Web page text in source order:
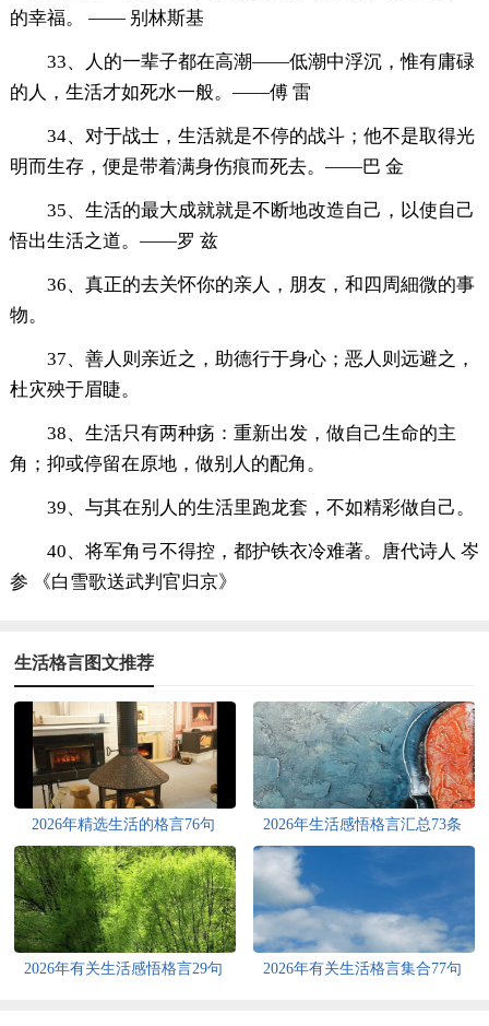
的幸福。 —— 别林斯基
33、人的一辈子都在高潮——低潮中浮沉，惟有庸碌
的人，生活才如死水一般。——傅 雷
34、对于战士，生活就是不停的战斗；他不是取得光
明而生存，便是带着满身伤痕而死去。——巴 金
35、生活的最大成就就是不断地改造自己，以使自己
悟出生活之道。——罗 兹
36、真正的去关怀你的亲人，朋友，和四周細微的事
物。
37、善人则亲近之，助德行于身心；恶人则远避之，
杜灾殃于眉睫。
38、生活只有两种疡：重新出发，做自己生命的主
角；抑或停留在原地，做别人的配角。
39、与其在别人的生活里跑龙套，不如精彩做自己。
40、将军角弓不得控，都护铁衣冷难著。唐代诗人 岑
参 《白雪歌送武判官归京》
生活格言图文推荐
2026年精选生活的格言76句 2026年生活感悟格言汇总73条
2026年有关生活感悟格言29句 2026年有关生活格言集合77句